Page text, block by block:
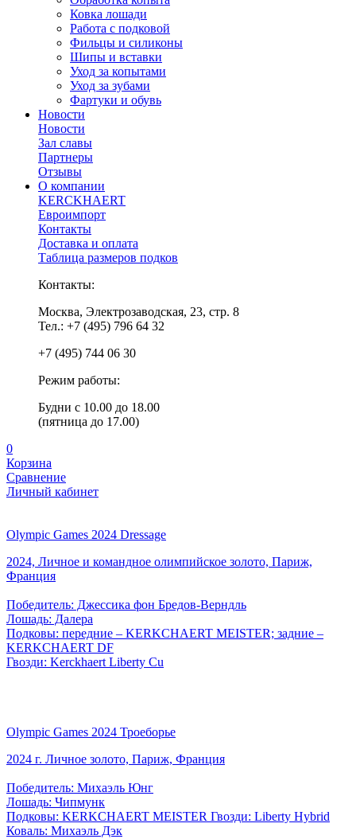
Ковка лошади
Работа с подковой
Фильцы и силиконы
Шипы и вставки
Уход за копытами
Уход за зубами
Фартуки и обувь
Новости
Новости
Зал славы
Партнеры
Отзывы
О компании
KERCKHAERT
Евроимпорт
Контакты
Доставка и оплата
Таблица размеров подков
Контакты:
Москва, Электрозаводская, 23, стр. 8
Тел.: +7 (495) 796 64 32
+7 (495) 744 06 30
Режим работы:
Будни с 10.00 до 18.00
(пятница до 17.00)
0
Корзина
Сравнение
Личный кабинет
Olympic Games 2024 Dressage
2024, Личное и командное олимпийское золото, Париж,
Франция
Победитель: Джессика фон Бредов-Верндль
Лошадь: Далера
Подковы: передние – KERKCHAERT MEISTER; задние –
KERKCHAERT DF
Гвозди: Kerckhaert Liberty Cu
Olympic Games 2024 Троеборье
2024 г. Личное золото, Париж, Франция
Победитель: Михаэль Юнг
Лошадь: Чипмунк
Подковы: KERKCHAERT MEISTER Гвозди: Liberty Hybrid
Коваль: Михаэль Дэк